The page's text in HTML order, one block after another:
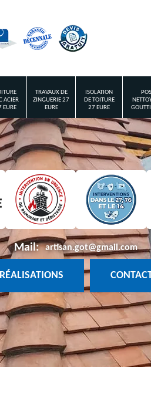
ACIER
EURE
TRAVAUX DE
ZINGUERIE 27
EURE
ISOLATION
DE TOITURE
27 EURE
Mail: artisan.got@gmail.com